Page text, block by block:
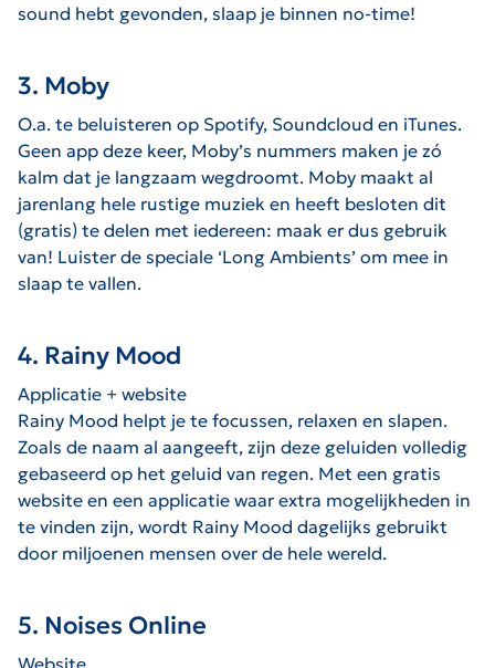
sound hebt gevonden, slaap je binnen no-time!
3. Moby
O.a. te beluisteren op Spotify, Soundcloud en iTunes.
Geen app deze keer, Moby’s nummers maken je zó
kalm dat je langzaam wegdroomt. Moby maakt al
jarenlang hele rustige muziek en heeft besloten dit
(gratis) te delen met iedereen: maak er dus gebruik
van! Luister de speciale ‘Long Ambients’ om mee in
slaap te vallen.
4. Rainy Mood
Applicatie + website
Rainy Mood helpt je te focussen, relaxen en slapen.
Zoals de naam al aangeeft, zijn deze geluiden volledig
gebaseerd op het geluid van regen. Met een gratis
website en een applicatie waar extra mogelijkheden in
te vinden zijn, wordt Rainy Mood dagelijks gebruikt
door miljoenen mensen over de hele wereld.
5. Noises Online
Website